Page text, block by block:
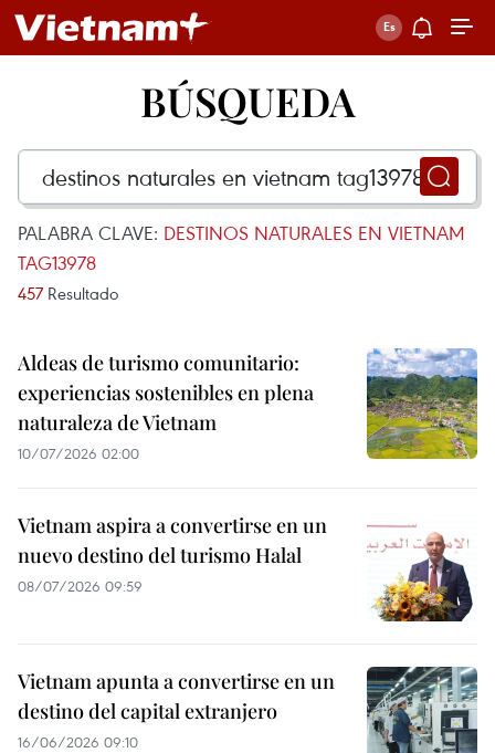
BÚSQUEDA
PALABRA CLAVE: DESTINOS NATURALES EN VIETNAM
TAG13978
457 Resultado
Aldeas de turismo comunitario:
experiencias sostenibles en plena
naturaleza de Vietnam
10/07/2026 02:00
Vietnam aspira a convertirse en un
nuevo destino del turismo Halal
08/07/2026 09:59
Vietnam apunta a convertirse en un
destino del capital extranjero
16/06/2026 09:10